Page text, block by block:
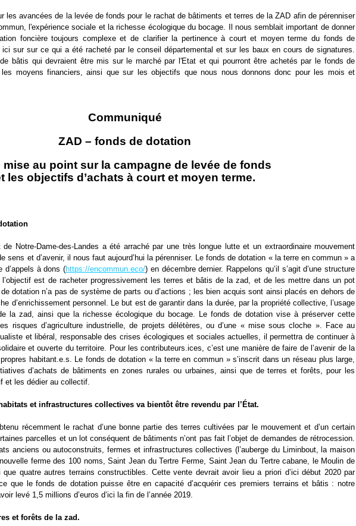
les avancées de la levée de fonds pour le rachat de bâtiments et terres de la ZAD afin de pérenniser
l'expérience sociale et la richesse écologique du bocage. Il nous semblait important de donner
foncière toujours complexe et de clarifier la pertinence à court et moyen terme du fonds de
ici sursur ce qui a été racheté par le conseil départemental et sur les baux en cours de signatures.
bâtis qui devraient être mis sur le marché par l'Etat et qui pourront être achetés par le fonds de
moyens financiers, ainsi quesur les objectifs que nous nous donnons donc pour les mois et
Communiqué
ZAD – fonds de dotation
mise au point sur la campagne de levée de fonds
les objectifs d’achats à court et moyen terme.
de Notre-Dame-des-Landes a été arrachépar une très longue lutte et un extraordinaire mouvement
sens et d’avenir, il nous faut aujourd’hui lapérenniser. Le fonds de dotation « la terre en commun » a
d’appels à dons (https://encommun.eco/) en décembredernier. Rappelons qu’il s’agit d’une structure
l’objectif est de racheter progressivement les terres etbâtis de la zad, et de les mettre dans un pot
dotation n’a pas de système de parts ou d’actions ; les bien acquis sont ainsi placés en dehors de
d’enrichissement personnel. Le but est de garantir dans la durée, par la propriété collective, l’usage
la zad,ainsi que la richesse écologique du bocage. Le fonds de dotation vise àpréserver cette
risques d’agricultureindustrielle, de projets délétères, ou d’une « mise sous cloche ». Faceau
et libéral, responsable des crises écologiques et sociales actuelles, il permettra de continuer à
et ouverte du territoire. Pourles contributeurs.ices, c’est une manière de faire de l’avenir de la
habitant.e.s. Le fonds de dotation «la terre en commun » s’inscrit dans un réseau plus large,
d’achats de bâtiments en zones rurales ou urbaines, ainsi que de terres et forêts, pour les
et les dédier au collectif.
et infrastructures collectives va bientôt être revendu par l’État.
récemment le rachat d’une bonne partie des terres cultivées par le mouvement et d’un certain
parcelles et un lot conséquent de bâtimentsn’ont pas fait l’objet de demandes de rétrocession.
anciens ou autoconstruits, fermes et infrastructurescollectives (l’auberge du Liminbout, la maison
ferme des 100 noms, Saint Jean du Tertre Ferme, SaintJean du Tertre cabane, le Moulin de
que quatre autres terrains constructibles. Cette vente devrait avoir lieu a priori d’ici début 2020 par
que lefonds de dotation puisse être en capacité d’acquérir ces premiers terrains et bâtis : notre
levé 1,5 millions d’euros d’ici la fin de l’année 2019.
et forêts de la zad.